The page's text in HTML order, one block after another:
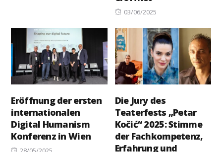
Posted
03/06/2025
Eröffnung der ersten
internationalen
Digital Humanism
Konferenz in Wien
Posted
Die Jury des
Teaterfests „Petar
Kočić“ 2025: Stimme
der Fachkompetenz,
Erfahrung und